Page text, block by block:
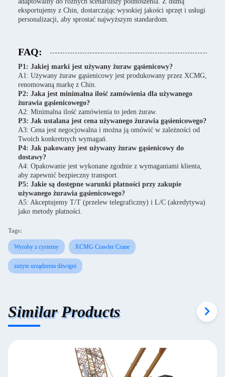
eksportujemy z Chin, dostarczając wysokiej jakości sprzęt i usługi
personalizacji, aby sprostać najwyższym standardom.
FAQ:
P1: Jakiej marki jest używany żuraw gąsienicowy?
A1: Używany żuraw gąsienicowy jest produkowany przez XCMG,
renomowaną markę z Chin.
P2: Jaka jest minimalna ilość zamówienia dla używanego
żurawia gąsienicowego?
A2: Minimalna ilość zamówienia to jeden żuraw.
P3: Jak ustalana jest cena używanego żurawia gąsienicowego?
A3: Cena jest negocjowalna i można ją omówić w zależności od
Twoich konkretnych wymagań.
P4: Jak pakowany jest używany żuraw gąsienicowy do
dostawy?
A4: Opakowanie jest wykonane zgodnie z wymaganiami klienta,
aby zapewnić bezpieczny transport.
P5: Jakie są dostępne warunki płatności przy zakupie
używanego żurawia gąsienicowego?
A5: Akceptujemy T/T (przelew telegraficzny) i L/C (akredytywa)
jako metody płatności.
Tags:
Wyroby z cysterny XCMG Crawler Crane
zużyte urządzenia dźwigni
Similar Products